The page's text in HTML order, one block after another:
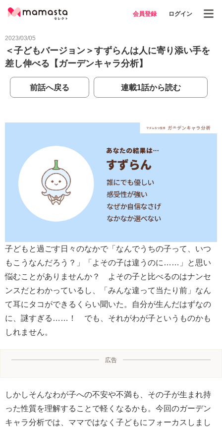
会員登録 ログイン
2023/03/05
＜子どもバージョン＞すずらんは人に寄り添い手を
差し伸べる【ガーデンキャラ分析】
前話へ戻る 連載1話から読む
子どもと過ごす日々のなかで「なんでうちの子って、いつ
もこうなんだろう？」「よその子は違うのに……」と思い
悩むことがありませんか？ よその子と比べるのはナンセ
ンスだとわかっているし、「みんな違って当たり前」なん
て耳にタコができるくらい聞いた。自分が生んだはずなの
に、謎すぎる……！ でも、それがわが子というものかも
しれません。
広告
しかしそんなわが子への不安や不満も、その子が生まれ持
った性質を理解することで軽くなるかも。今回のガーデン
キャラ分析では、ママではなく子どもにフォーカスしまし